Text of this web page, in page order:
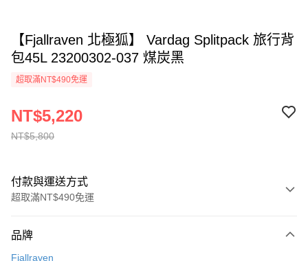
【Fjallraven 北極狐】 Vardag Splitpack 旅行背
包45L 23200302-037 煤炭黑
超取滿NT$490免運
NT$5,800
NT$5,220
付款與運送方式
超取滿NT$490免運
信用卡一次付款
品牌
Fjallraven